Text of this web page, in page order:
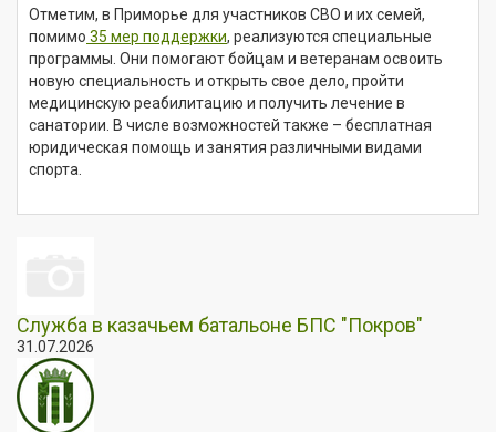
Отметим, в Приморье для участников СВО и их семей,
помимо 35 мер поддержки, реализуются специальные
программы. Они помогают бойцам и ветеранам освоить
новую специальность и открыть свое дело, пройти
медицинскую реабилитацию и получить лечение в
санатории. В числе возможностей также – бесплатная
юридическая помощь и занятия различными видами
спорта.
Служба в казачьем батальоне БПС "Покров"
31.07.2026